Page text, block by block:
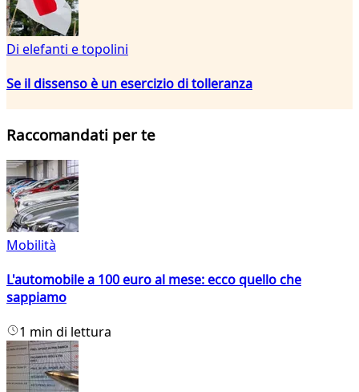
Di elefanti e topolini
Se il dissenso è un esercizio di tolleranza
Raccomandati per te
Mobilità
L'automobile a 100 euro al mese: ecco quello che
sappiamo
1 min di lettura